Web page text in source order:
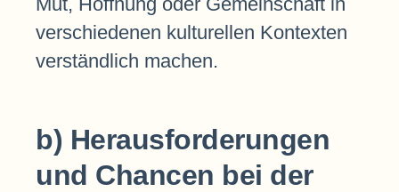
verschiedenen kulturellen Kontexten
verständlich machen.
b) Herausforderungen
und Chancen bei der